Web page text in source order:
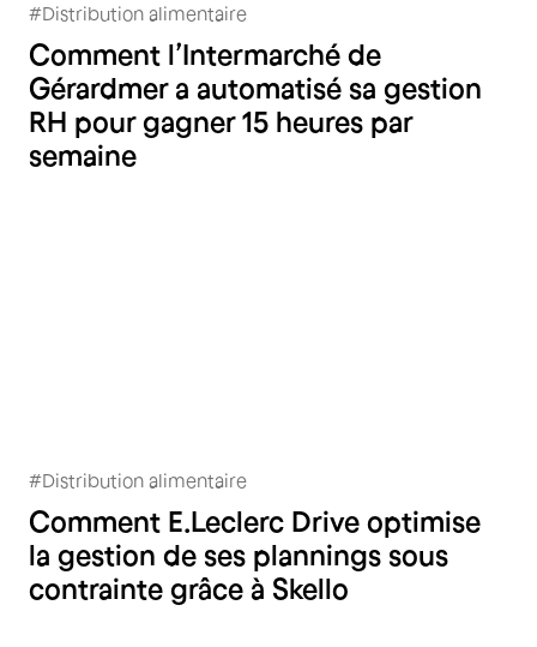
Intermarché Gérardmer
#Distribution alimentaire
Comment l’Intermarché de
Gérardmer a automatisé sa gestion
RH pour gagner 15 heures par
semaine
E.Leclerc DRIVE
#Distribution alimentaire
Comment E.Leclerc Drive optimise
la gestion de ses plannings sous
contrainte grâce à Skello